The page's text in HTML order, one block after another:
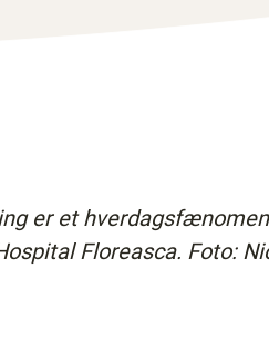
er et
Floreasca. Foto: